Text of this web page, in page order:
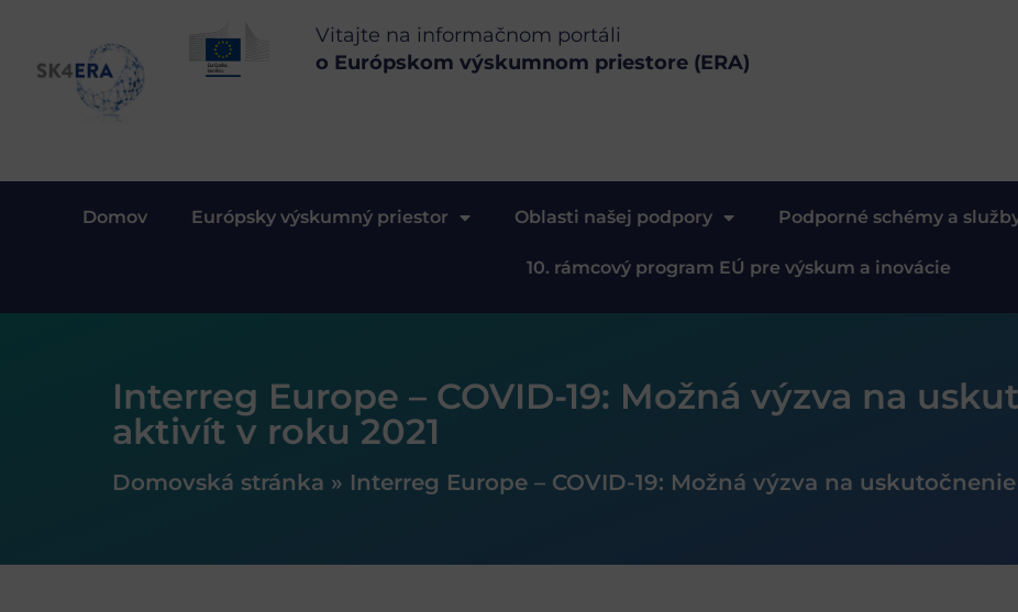
Vitajte na informačnom portáli
o Európskom výskumnom priestore (ERA)
Domov Európsky výskumný priestor Oblasti našej podpory Podporné schémy a
10. rámcový program EÚ pre výskum a inovácie
Interreg Europe – COVID-19: Možná výzva na
aktivít v roku 2021
Domovská stránka » Interreg Europe – COVID-19: Možná výzva na